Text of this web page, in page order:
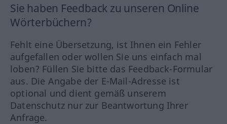
Sie haben Feedback zu unseren Online
Wörterbüchern?
Fehlt eine Übersetzung, ist Ihnen ein Fehler
aufgefallen oder wollen Sie uns einfach mal
loben? Füllen Sie bitte das Feedback-Formular
aus. Die Angabe der E-Mail-Adresse ist
optional und dient gemäß unserem
Datenschutz nur zur Beantwortung Ihrer
Anfrage.